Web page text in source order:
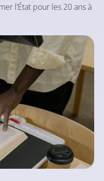
l’État pour les 20 ans à